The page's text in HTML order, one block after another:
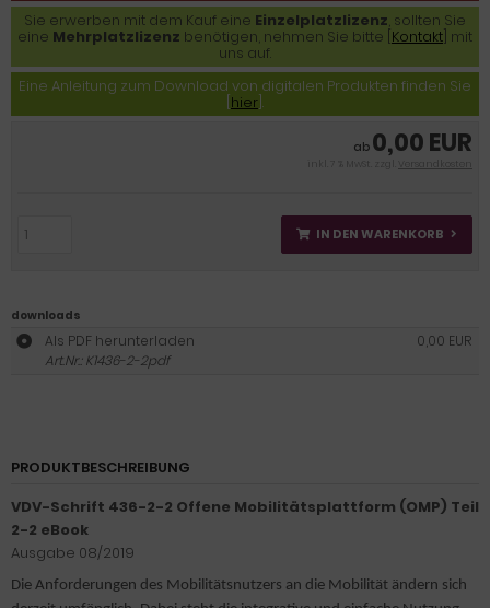
Sie erwerben mit dem Kauf eine Einzelplatzlizenz, sollten Sie
eine Mehrplatzlizenz benötigen, nehmen Sie bitte [ Kontakt ] mit
uns auf.
Eine Anleitung zum Download von digitalen Produkten finden Sie
hier ].
ab 0,00 EUR
inkl. 7 % MwSt. zzgl. Versandkosten
IN DEN WARENKORB
downloads
Als PDF herunterladen
0,00 EUR
Art.Nr.: K1436-2-2pdf
PRODUKTBESCHREIBUNG
VDV-Schrift 436-2-2 Offene Mobilitätsplattform (OMP) Teil
2-2 eBook
Ausgabe 08/2019
Die Anforderungen des Mobilitätsnutzers an die Mobilität ändern sich